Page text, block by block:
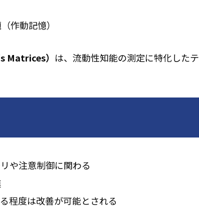
作動記憶）
Matrices） は、流動性知能の測定に特化したテ
や注意制御に関わる
程度は改善が可能とされる